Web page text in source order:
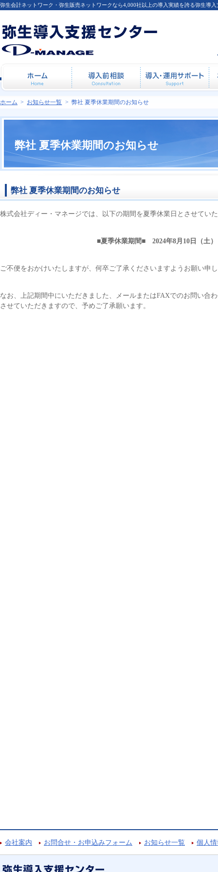
弊社 夏季休業期間のお知らせ
弥生会計ネットワーク・弥生販売ネットワークなら4,000社以上の導入実績を誇る弥生導
弊社 夏季休業期間のお知らせ
株式会社ディー・マネージでは、以下の期間を夏季休業日とさせてい
■夏季休業期間■ 2024年8月10日（土）
ご不便をおかけいたしますが、何卒ご了承くださいますようお願い申
なお、上記期間中にいただきました、メールまたはFAXでのお問い合
させていただきますので、予めご了承願います。
ホーム 導入前相談 導
ホーム > お知らせ一覧 > 弊社 夏季休業期間のお知らせ
会社案内 お問合せ・お申込みフォーム お知らせ一覧 個人